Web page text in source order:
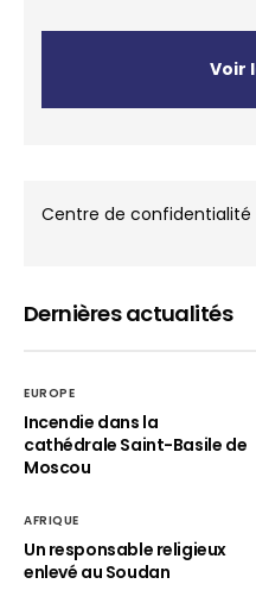
Voir
Centre de confidentialité
Dernières actualités
EUROPE
Incendie dans la
cathédrale Saint-Basile de
Moscou
AFRIQUE
Un responsable religieux
enlevé au Soudan